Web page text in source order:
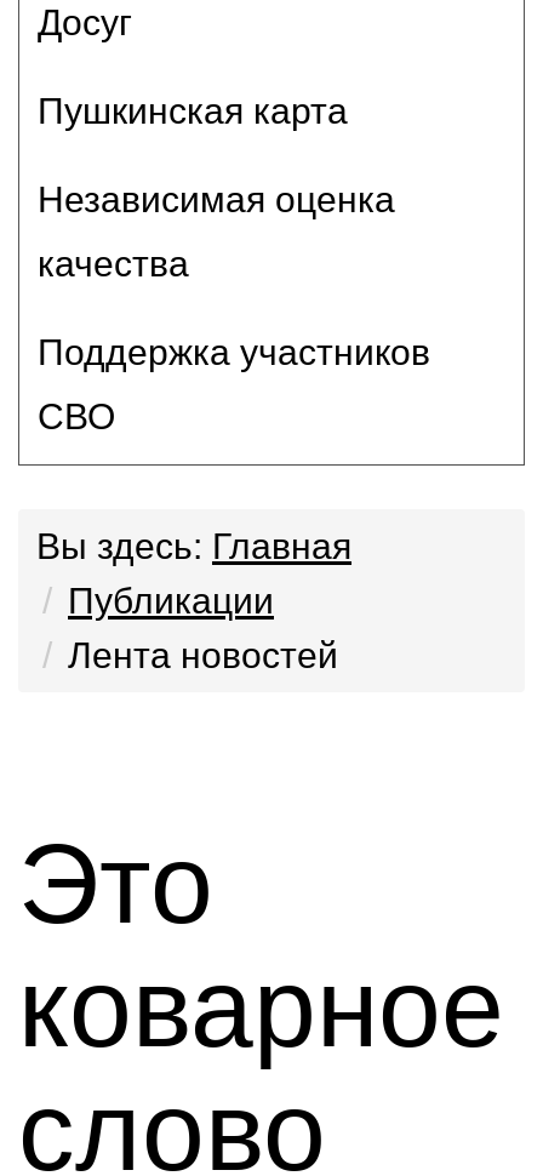
Досуг
Пушкинская карта
Независимая оценка
качества
Поддержка участников
СВО
Вы здесь: Главная
Публикации
Лента новостей
Это
коварное
слово